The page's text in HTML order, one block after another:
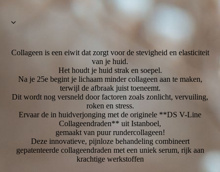
Collageen is een eiwit dat zorgt voor de stevigheid en elasticiteit
van je huid.
Het houdt je huid strak en soepel.
Na je 25e begint je lichaam minder collageen aan te maken,
terwijl de afbraak juist toeneemt.
Dit wordt nog versneld door factoren zoals zonlicht, vervuiling,
roken en stress.
Ervaar de in huidverjonging met de originele **DS V-Line
Collageendraden** uit Istanboel,
gemaakt van puur rundercollageen!
Deze innovatieve, pijnloze behandeling combineert
gepatenteerde collageendraden met een uniek serum, rijk aan
krachtige werkstoffen